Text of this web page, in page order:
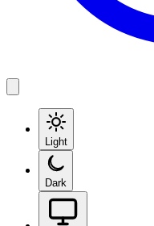
Light
Dark